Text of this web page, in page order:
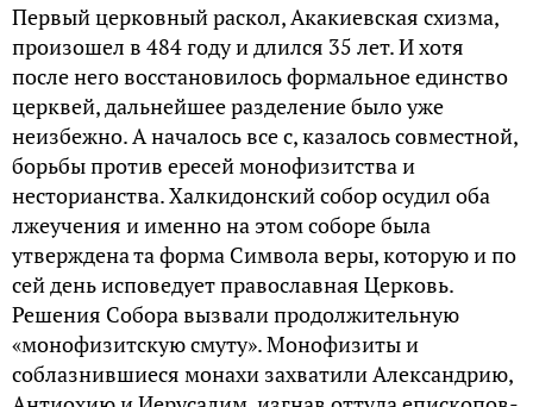
Первый церковный раскол, Акакиевская схизма,
произошел в 484 году и длился 35 лет. И хотя
после него восстановилось формальное единство
церквей, дальнейшее разделение было уже
неизбежно. А началось все с, казалось совместной,
борьбы против ересей монофизитства и
несторианства. Халкидонский собор осудил оба
лжеучения и именно на этом соборе была
утверждена та форма Символа веры, которую и по
сей день исповедует православная Церковь.
Решения Собора вызвали продолжительную
«монофизитскую смуту». Монофизиты и
соблазнившиеся монахи захватили Александрию,